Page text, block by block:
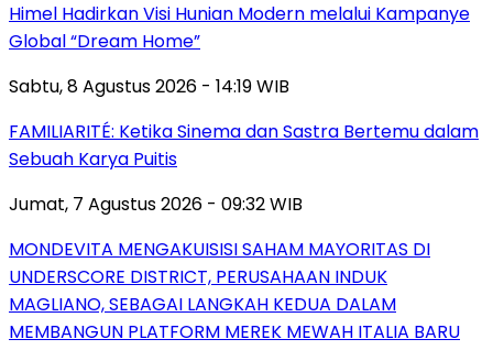
Himel Hadirkan Visi Hunian Modern melalui Kampanye
Global “Dream Home”
Sabtu, 8 Agustus 2026 - 14:19 WIB
FAMILIARITÉ: Ketika Sinema dan Sastra Bertemu dalam
Sebuah Karya Puitis
Jumat, 7 Agustus 2026 - 09:32 WIB
MONDEVITA MENGAKUISISI SAHAM MAYORITAS DI
UNDERSCORE DISTRICT, PERUSAHAAN INDUK
MAGLIANO, SEBAGAI LANGKAH KEDUA DALAM
MEMBANGUN PLATFORM MEREK MEWAH ITALIA BARU